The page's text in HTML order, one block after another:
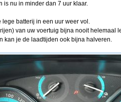
is nu in minder dan 7 uur klaar.
lege batterij in een uur weer vol.
van uw voertuig bijna nooit helemaal
kan je de laadtijden ook bijna halveren.